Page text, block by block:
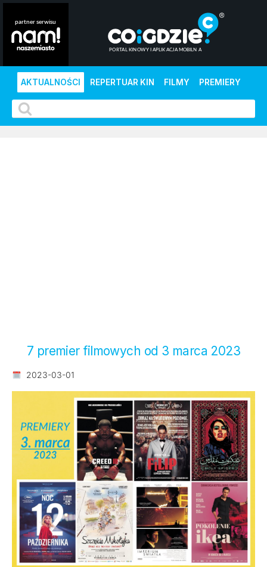
AKTUALNOŚCI REPERTUAR KIN FILMY PREMIERY
7 premier filmowych od 3 marca 2023
2023-03-01